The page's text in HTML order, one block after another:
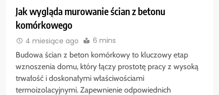
Jak wygląda murowanie ścian z betonu
komórkowego
4 miesiące ago 6 mins
Budowa ścian z beton komórkowy to kluczowy etap
wznoszenia domu, który łączy prostotę pracy z wysoką
trwałość i doskonałymi właściwościami
termoizolacyjnymi. Zapewnienie odpowiednich